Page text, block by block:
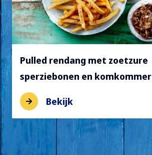
Pulled rendang met zoetzure
sperziebonen en komkommer
Bekijk